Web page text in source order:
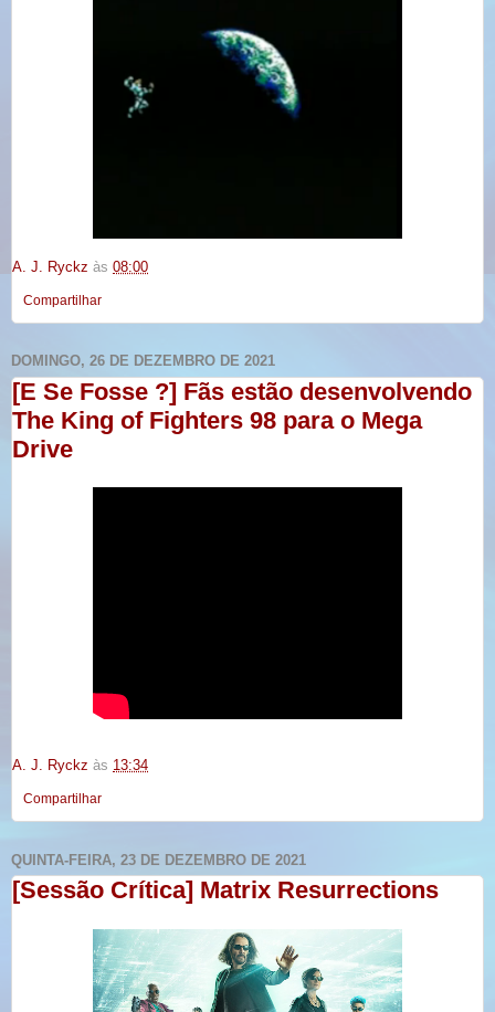
A. J. Ryckz às 08:00
Compartilhar
DOMINGO, 26 DE DEZEMBRO DE 2021
[E Se Fosse ?] Fãs estão desenvolvendo
The King of Fighters 98 para o Mega
Drive
A. J. Ryckz às 13:34
Compartilhar
QUINTA-FEIRA, 23 DE DEZEMBRO DE 2021
[Sessão Crítica] Matrix Resurrections